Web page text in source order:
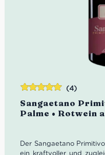
Sangaetano
Palme • Rotwein
(4)
Der Sangaetano
ein kraftvoller und
mit5.00von
5